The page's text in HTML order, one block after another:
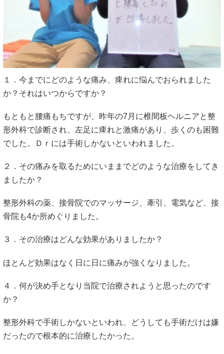
１．今までにどのような痛み、痺れに悩んでおられました
か？それはいつからですか？
もともと腰痛もちですが、昨年の7月に椎間板ヘルニアと整
形外科で診断され、左足に痺れと激痛があり、歩くのも困難
でした。Ｄｒには手術しかないといわれました。
２．その痛みを取るためにいままでどのような治療をしてき
ましたか？
整形外科の薬、接骨院でのマッサージ、牽引、電気など、接
骨院も4か所めぐりました。
３．その治療はどんな効果がありましたか？
ほとんど効果はなく日に日に痛みが強くなりました。
４．何が決め手となり当院で治療されようと思ったのです
か？
整形外科で手術しかないといわれ、どうしても手術だけは嫌
だったので根本的に治療したかった。